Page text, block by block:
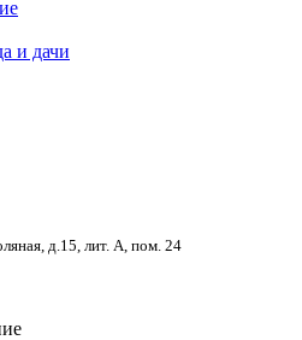
и дачи
д.15, лит. А, пом. 24